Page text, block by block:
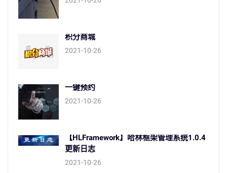
积分商城
2021-10-26
一键预约
2021-10-26
【HLFramework】哈林框架管理系统1.0.4
更新日志
2021-10-26